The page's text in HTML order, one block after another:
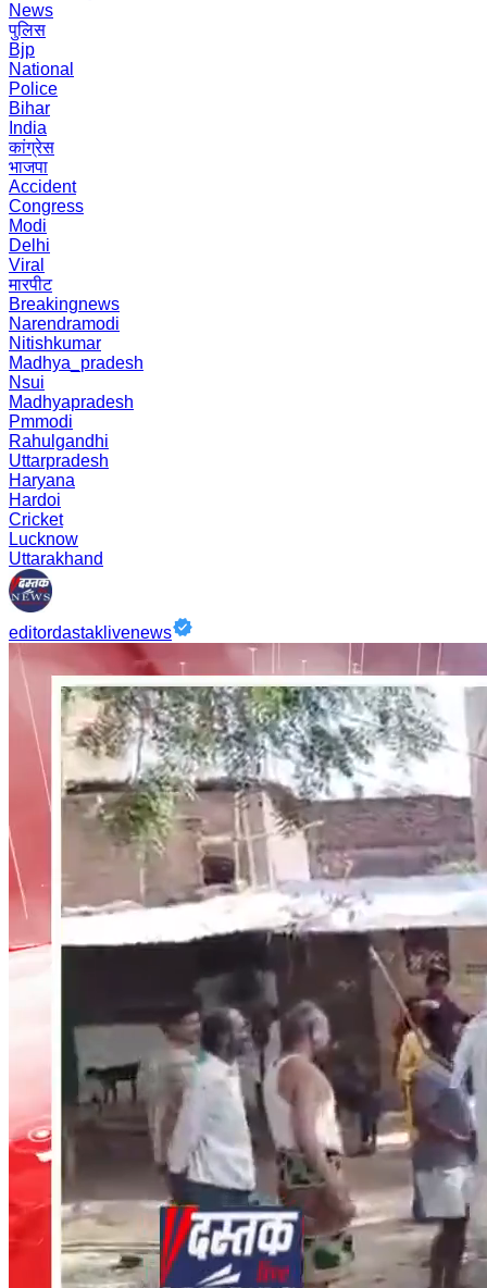
News
पुलिस
Bjp
National
Police
Bihar
India
कांग्रेस
भाजपा
Accident
Congress
Modi
Delhi
Viral
मारपीट
Breakingnews
Narendramodi
Nitishkumar
Madhya_pradesh
Nsui
Madhyapradesh
Pmmodi
Rahulgandhi
Uttarpradesh
Haryana
Hardoi
Cricket
Lucknow
Uttarakhand
editordastaklivenews